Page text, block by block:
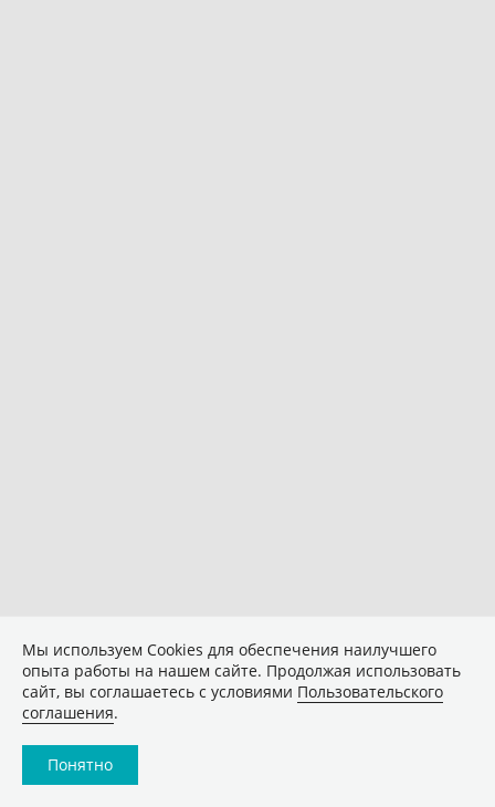
Мы используем Сookies для обеспечения наилучшего
опыта работы на нашем сайте. Продолжая использовать
сайт, вы соглашаетесь с условиями Пользовательского
соглашения.
Понятно